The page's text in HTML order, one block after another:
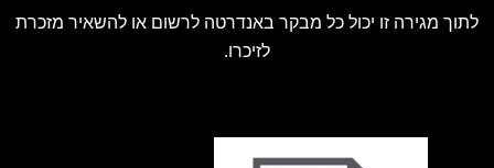
לתוך מגירה זו יכול כל מבקר באנדרטה לרשום או להשאיר מזכרת
לזיכרו.